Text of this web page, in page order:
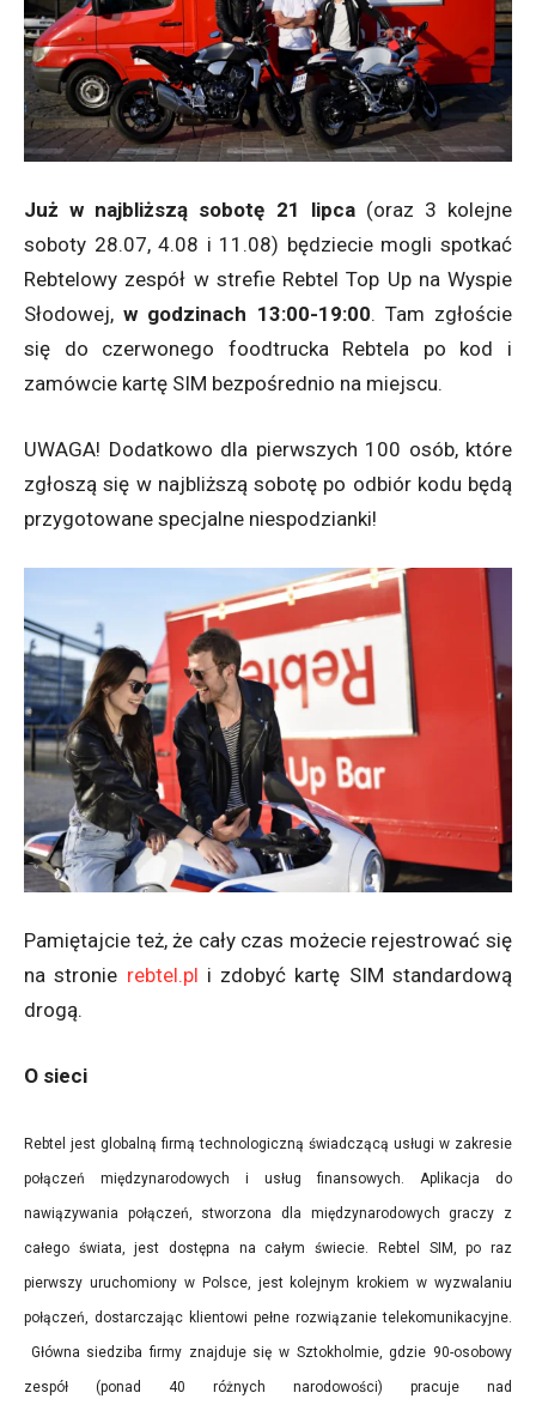
Już w najbliższą sobotę 21 lipca(oraz 3 kolejne
soboty 28.07, 4.08 i 11.08) będziecie mogli spotkać
Rebtelowy zespół w strefie Rebtel Top Up na Wyspie
Słodowej,w godzinach 13:00-19:00. Tam zgłoście
się do czerwonego foodtrucka Rebtela po kod i
zamówcie kartę SIM bezpośrednio na miejscu.
UWAGA! Dodatkowo dla pierwszych 100 osób, które
zgłoszą się w najbliższą sobotę po odbiór kodu będą
przygotowane specjalne niespodzianki!
Pamiętajcie też, że cały czas możecie rejestrować się
na stronie rebtel.pl i zdobyć kartę SIM standardową
drogą.
O sieci
Rebtel jest globalną firmą technologiczną świadczącą usługi w zakresie
połączeń międzynarodowych i usług finansowych. Aplikacja do
nawiązywania połączeń, stworzona dla międzynarodowych graczy z
całego świata, jest dostępna na całym świecie. Rebtel SIM, po raz
pierwszy uruchomiony w Polsce, jest kolejnym krokiem w wyzwalaniu
połączeń, dostarczając klientowi pełne rozwiązanie telekomunikacyjne.
Główna siedziba firmy znajduje się w Sztokholmie, gdzie 90-osobowy
zespół (ponad 40 różnych narodowości) pracuje nad